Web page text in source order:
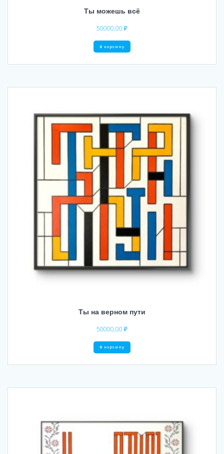
Ты можешь всё
50000,00 ₽
В корзину
Ты на верном пути
50000,00 ₽
В корзину